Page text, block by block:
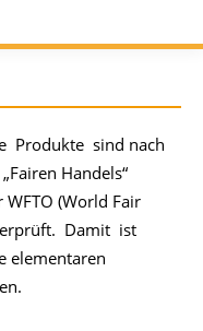
Produkte sind nach
Handels“
(World Fair
Damit ist
elementaren